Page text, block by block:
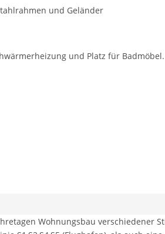
und Geländer
und Platz für Badmöbel.
Wohnungsbau verschiedener